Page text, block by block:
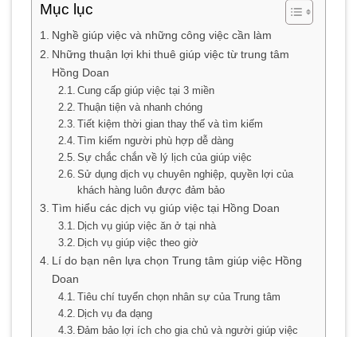
Mục lục
Nghề giúp việc và những công việc cần làm
Những thuận lợi khi thuê giúp việc từ trung tâm
Hồng Doan
Cung cấp giúp việc tại 3 miền
Thuận tiện và nhanh chóng
Tiết kiệm thời gian thay thế và tìm kiếm
Tìm kiếm người phù hợp dễ dàng
Sự chắc chắn về lý lịch của giúp việc
Sử dụng dịch vụ chuyên nghiệp, quyền lợi của
khách hàng luôn được đảm bảo
Tìm hiểu các dịch vụ giúp việc tại Hồng Doan
Dịch vụ giúp việc ăn ở tại nhà
Dịch vụ giúp việc theo giờ
Lí do bạn nên lựa chọn Trung tâm giúp việc Hồng
Doan
Tiêu chí tuyển chọn nhân sự của Trung tâm
Dịch vụ đa dạng
Đảm bảo lợi ích cho gia chủ và người giúp việc